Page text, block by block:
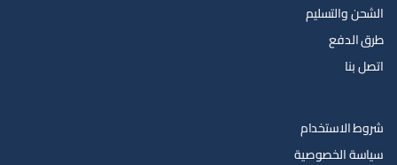
الشحن والتسليم
طرق الدفع
اتصل بنا
شروط الاستخدام
سياسة الخصوصية